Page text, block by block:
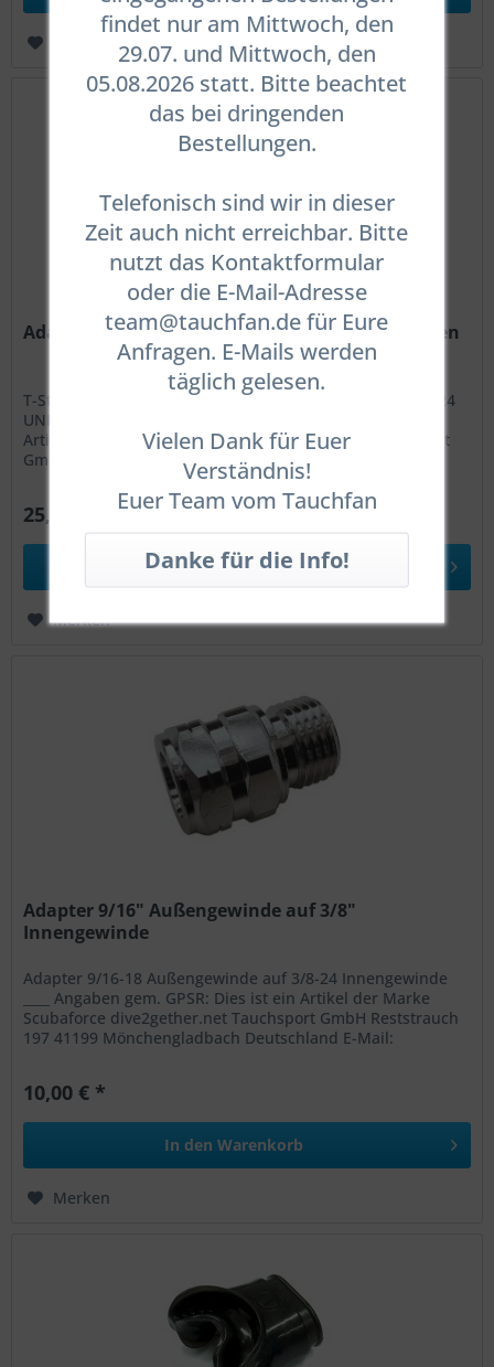
Adapter / T-Stück 1x9/16" Außen auf 2x3/8" Innen
T-Stück / Verteiler 1x 9/16-18 Außengewinde auf 2x 3/8-24
UNF Innengewinde ____ Angaben gem. GPSR: Dies ist ein
Artikel der Marke Scubaforce dive2gether.net Tauchsport
GmbH Reststrauch 197 41199 Mönchengladbach
25,00 € *
In den Warenkorb
Merken
Adapter 9/16" Außengewinde auf 3/8"
Innengewinde
Adapter 9/16-18 Außengewinde auf 3/8-24 Innengewinde
____ Angaben gem. GPSR: Dies ist ein Artikel der Marke
Scubaforce dive2gether.net Tauchsport GmbH Reststrauch
197 41199 Mönchengladbach Deutschland E-Mail:
10,00 € *
In den Warenkorb
Merken
findet nur am Mittwoch, den
29.07. und Mittwoch, den
05.08.2026 statt. Bitte beachtet
das bei dringenden
Bestellungen.
Telefonisch sind wir in dieser
Zeit auch nicht erreichbar. Bitte
nutzt das Kontaktformular
oder die E-Mail-Adresse
team@tauchfan.de für Eure
Anfragen. E-Mails werden
täglich gelesen.
Vielen Dank für Euer
Verständnis!
Euer Team vom Tauchfan